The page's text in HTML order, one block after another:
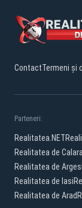
ContactTermeni și
Parteneri:
Realitatea.NET
Realitatea de
Realitatea de Arges
Realitatea de Iasi
Realitatea de Arad